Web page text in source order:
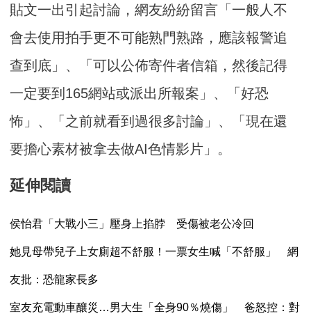
貼文一出引起討論，網友紛紛留言「一般人不
會去使用拍手更不可能熟門熟路，應該報警追
查到底」、「可以公佈寄件者信箱，然後記得
一定要到165網站或派出所報案」、「好恐
怖」、「之前就看到過很多討論」、「現在還
要擔心素材被拿去做AI色情影片」。
延伸閱讀
侯怡君「大戰小三」壓身上掐脖 受傷被老公冷回
她見母帶兒子上女廁超不舒服！一票女生喊「不舒服」 網
友批：恐龍家長多
室友充電動車釀災…男大生「全身90％燒傷」 爸怒控：對